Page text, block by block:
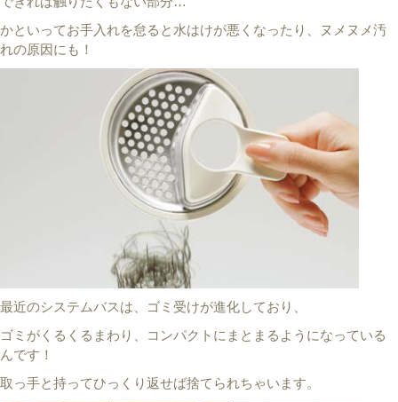
かといってお手入れを怠ると水はけが悪くなったり、ヌメヌメ汚
れの原因にも！
最近のシステムバスは、ゴミ受けが進化しており、
ゴミがくるくるまわり、コンパクトにまとまるようになっている
んです！
取っ手と持ってひっくり返せば捨てられちゃいます。